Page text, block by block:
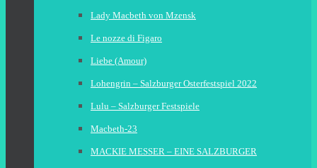
Lady Macbeth von Mzensk
Le nozze di Figaro
Liebe (Amour)
Lohengrin – Salzburger Osterfestspiel 2022
Lulu – Salzburger Festspiele
Macbeth-23
MACKIE MESSER – EINE SALZBURGER